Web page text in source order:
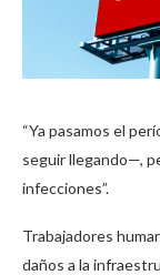
“Ya pasamos el
seguir llegando—,
infecciones”.
Trabajadores
daños a la